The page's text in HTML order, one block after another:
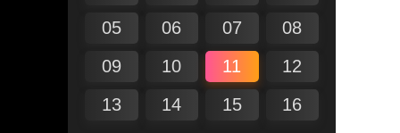
05
06 07
08
09
10 11
12
13
14 15 16